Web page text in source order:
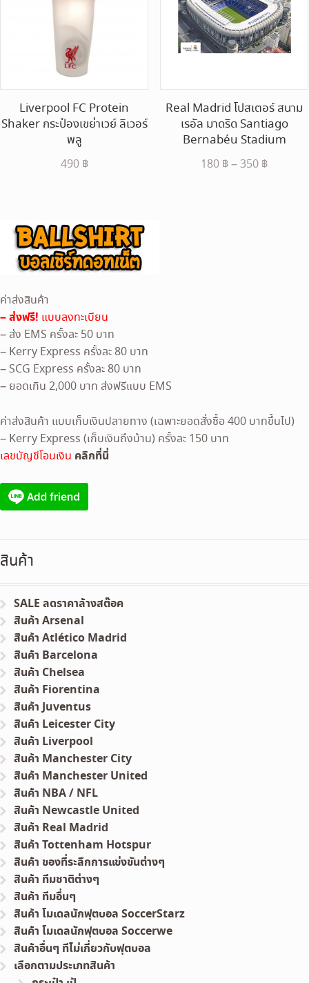
Liverpool FC Protein
Shaker กระป๋องเขย่าเวย์ ลิเวอร์
พลู
490 ฿
Real Madrid โปสเตอร์ สนาม
เรอัล มาดริด Santiago
Bernabéu Stadium
180 ฿–350 ฿Price
ค่าส่งสินค้า
– ส่งฟรี! แบบลงทะเบียน
– ส่ง EMS ครั้งละ 50 บาท
– Kerry Express ครั้งละ 80 บาท
– SCG Express ครั้งละ 80 บาท
– ยอดเกิน 2,000 บาท ส่งฟรีแบบ EMS
ค่าส่งสินค้า แบบเก็บเงินปลายทาง (เฉพาะยอดสั่งซื้อ 400 บาทขึ้นไป)
– Kerry Express (เก็บเงินถึงบ้าน) ครั้งละ 150 บาท
เลขบัญชีโอนเงิน คลิกที่นี่
สินค้า
SALE ลดราคาล้างสต๊อค
สินค้า Arsenal
สินค้า Atlético Madrid
สินค้า Barcelona
สินค้า Chelsea
สินค้า Fiorentina
สินค้า Juventus
สินค้า Leicester City
สินค้า Liverpool
สินค้า Manchester City
สินค้า Manchester United
สินค้า NBA / NFL
สินค้า Newcastle United
สินค้า Real Madrid
สินค้า Tottenham Hotspur
สินค้า ของที่ระลึกการแข่งขันต่างๆ
สินค้า ทีมชาติต่างๆ
สินค้า ทีมอื่นๆ
สินค้า โมเดลนักฟุตบอล SoccerStarz
สินค้า โมเดลนักฟุตบอล Soccerwe
สินค้าอื่นๆ ทีไม่เกี่ยวกับฟุตบอล
เลือกตามประเภทสินค้า